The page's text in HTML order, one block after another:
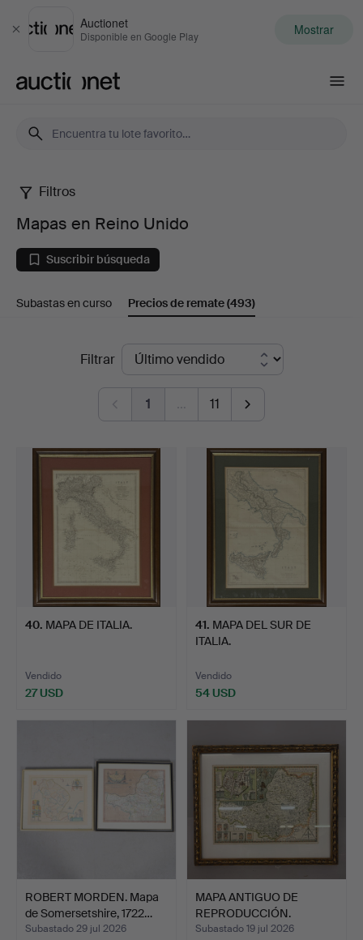
Cerrar
Auctionet
Disponible en Google Play Mostrar
Mapas
en
Reino
Unido
Filtros
Mapas en Reino Unido
Suscribir búsqueda
Subastas en curso Precios de remate(493)
Filtrar
1 … 11
40. MAPA DE ITALIA.
Vendido
27 USD
41. MAPA DEL SUR DE
ITALIA.
Vendido
54 USD
ROBERT MORDEN. Mapa
de Somersetshire, 1722…
Subastado 29 jul 2026
MAPA ANTIGUO DE
REPRODUCCIÓN.
Subastado 19 jul 2026